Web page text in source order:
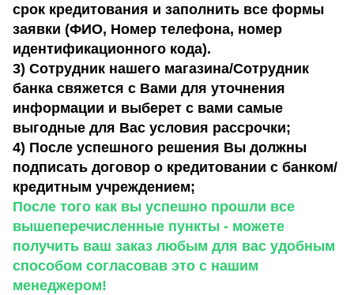
срок кредитования и заполнить все формы
заявки (ФИО, Номер телефона, номер
идентификационного кода).
3) Сотрудник нашего магазина/Сотрудник
банка свяжется с Вами для уточнения
информации и выберет с вами самые
выгодные для Вас условия рассрочки;
4) После успешного решения Вы должны
подписать договор о кредитовании с банком/
кредитным учреждением;
После того как вы успешно прошли все
вышеперечисленные пункты - можете
получить ваш заказ любым для вас удобным
способом согласовав это с нашим
менеджером!